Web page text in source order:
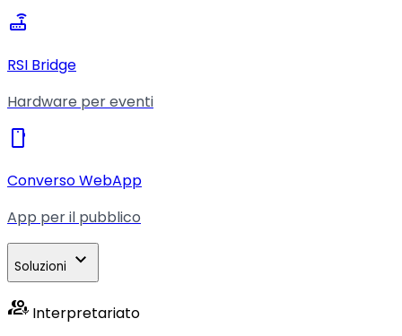
router
RSI Bridge
Hardware per eventi
smartphone
Converso WebApp
App per il pubblico
Soluzioni expand_more
interpreter_mode Interpretariato